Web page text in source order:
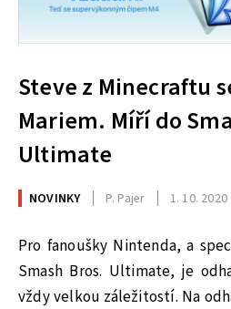
Steve z Minecraftu
Mariem. Míří do
Ultimate
NOVINKY P. Pajer 1. 10. 2020
Pro fanoušky Nintenda, a
Smash Bros. Ultimate, je
vždy velkou záležitostí. Na